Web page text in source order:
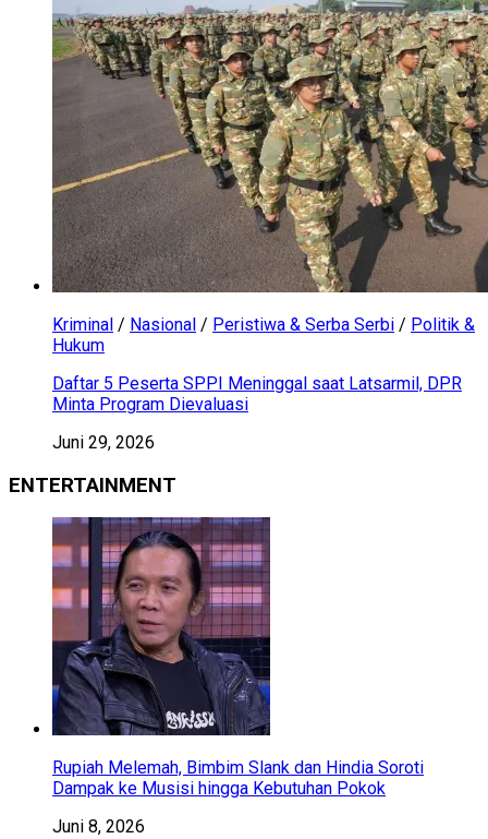
Kriminal / Nasional / Peristiwa & Serba Serbi / Politik &
Hukum
Daftar 5 Peserta SPPI Meninggal saat Latsarmil, DPR
Minta Program Dievaluasi
Juni 29, 2026
ENTERTAINMENT
Rupiah Melemah, Bimbim Slank dan Hindia Soroti
Dampak ke Musisi hingga Kebutuhan Pokok
Juni 8, 2026